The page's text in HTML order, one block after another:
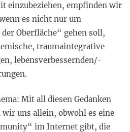
einzubeziehen, empfinden wir
es nicht nur um
Oberfläche“ gehen soll,
traumaintegrative
lebensverbessernden/-
Mit all diesen Gedanken
uns allein, obwohl es eine
im Internet gibt, die